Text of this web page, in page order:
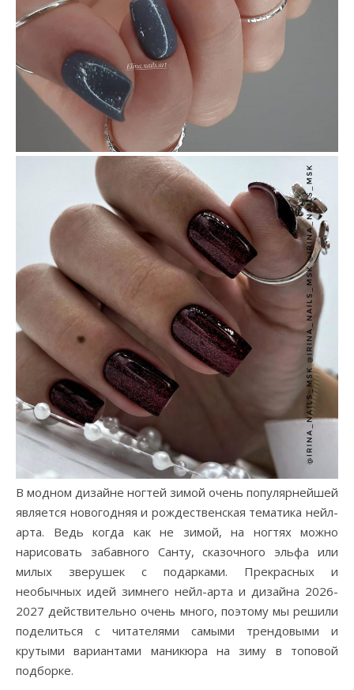
В модном дизайне ногтей зимой очень популярнейшей
является новогодняя и рождественская тематика нейл-
арта. Ведь когда как не зимой, на ногтях можно
нарисовать забавного Санту, сказочного эльфа или
милых зверушек с подарками. Прекрасных и
необычных идей зимнего нейл-арта и дизайна 2026-
2027 действительно очень много, поэтому мы решили
поделиться с читателями самыми трендовыми и
крутыми вариантами маникюра на зиму в топовой
подборке.